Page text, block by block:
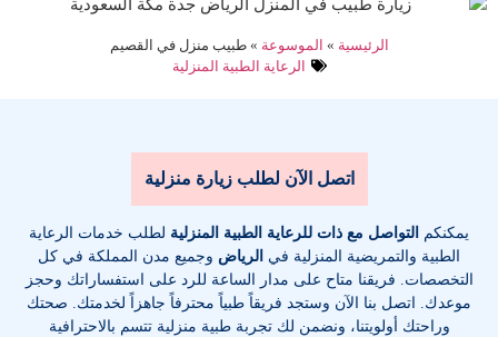
الرئيسية » الموسوعة »طبيب منزل في القصيم
الرعاية الطبية المنزلية
اتصل الآن لطلب زيارة منزلية
يمكنكم التواصل مع ذات للرعاية الطبية المنزلية لطلب خدمات الرعاية
الطبية والتمريضية المنزلية في الرياض وجميع مدن المملكة في كل
التخصصات . فريقنا متاح على مدار الساعة للرد على استفساراتك وحجز
موعدك. اتصل بنا الآن وستجد فريقاً طبياً محترفاً جاهزاً لخدمتك. صحتك
وراحتك أولويتنا، ونضمن لك تجربة طبية منزلية تتسم بالاحترافية